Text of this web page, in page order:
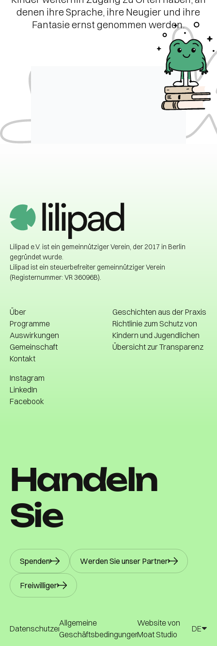
denen ihre Sprache, ihre Neugier und ihre
Fantasie ernst genommen werden.
Lilipad e.V. ist ein gemeinnütziger Verein, der 2017 in Berlin
gegründet wurde.
Lilipad ist ein steuerbefreiter gemeinnütziger Verein
(Registernummer: VR 36096B).
Über
Über
Programme
Bibliotheken
Auswirkungen
Auswirkungen
Gemeinschaft
Kontakt
Kontakt
Geschichten aus der Praxis
Geschichten aus der Praxis
Richtlinie zum Schutz von
Kindern und Jugendlichen
Übersicht zur Transparenz
Instagram
Instagram
LinkedIn
Facebook
Handeln
Sie
Spenden Werden Sie unser Partner
Freiwilliger
Datenschutzerklärung
Allgemeine
Geschäftsbedingungen
Website von
Moat Studio
DE